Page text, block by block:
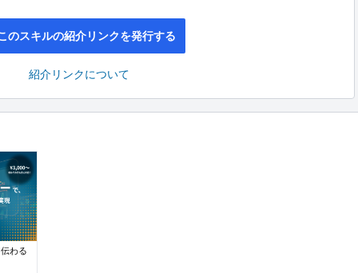
のスキルの紹介リンクを発行する
紹介リンクについて
わる